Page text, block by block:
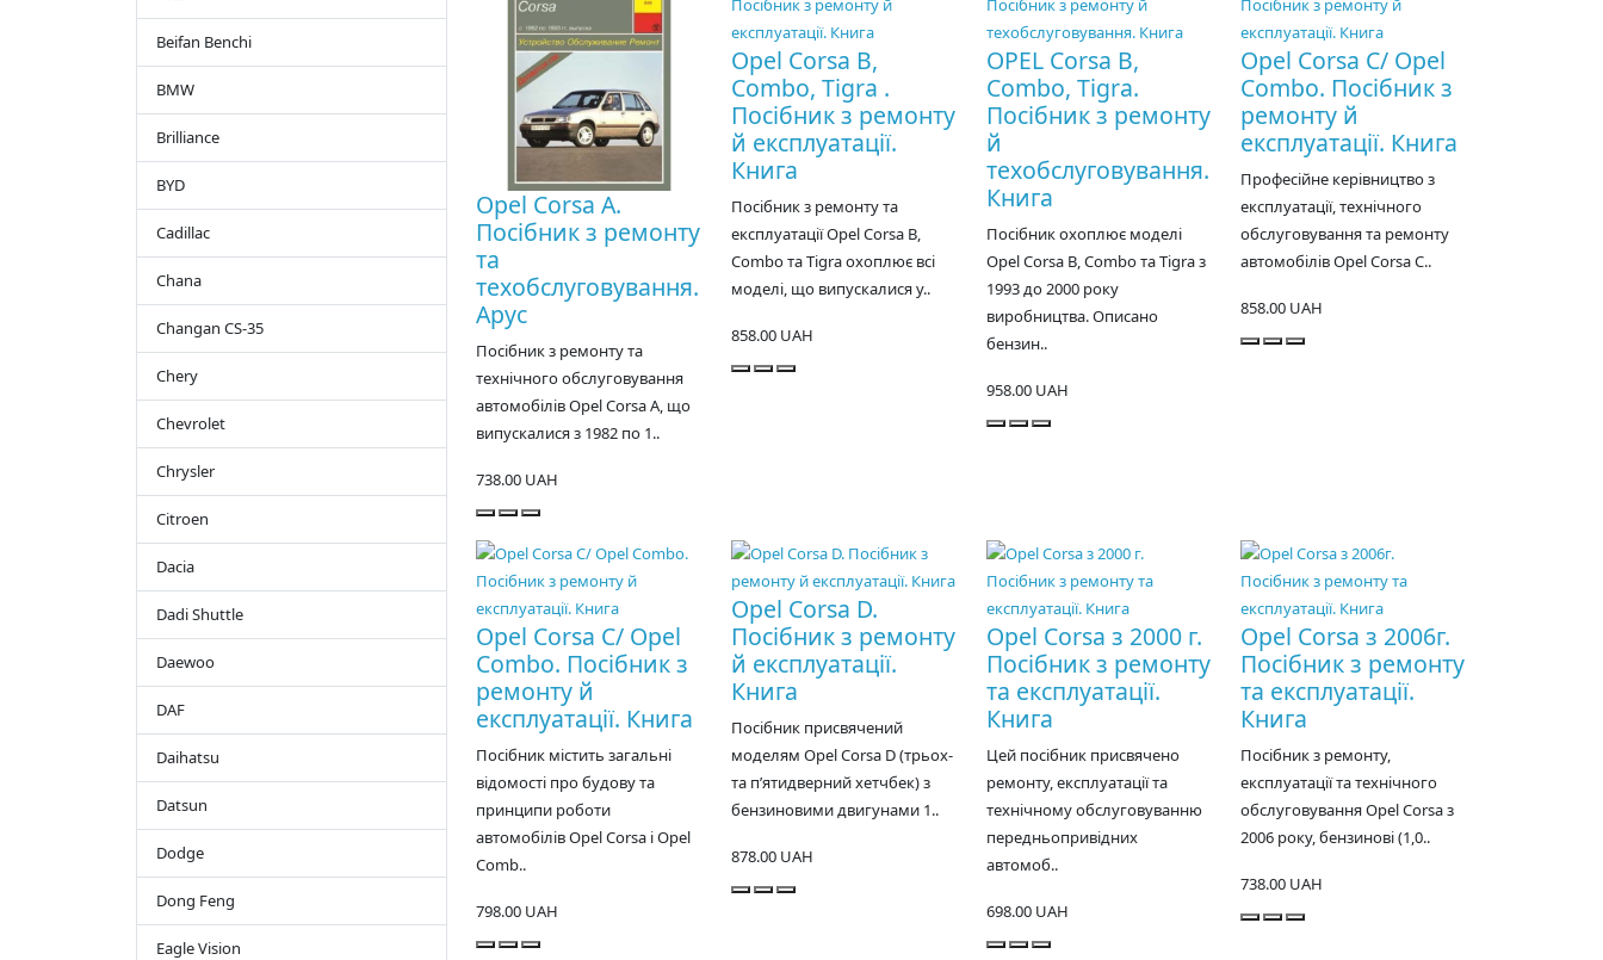
Beifan Benchi
BMW
Brilliance
BYD
Cadillac
Chana
Changan CS-35
Chery
Chevrolet
Chrysler
Citroen
Dacia
Dadi Shuttle
Daewoo
DAF
Daihatsu
Datsun
Dodge
Dong Feng
Eagle Vision
Opel Corsa A.
Посібник з ремонту
та
техобслуговування.
Арус
Посібник з ремонту та
технічного обслуговування
автомобілів Opel Corsa A, що
випускалися з 1982 по 1..
738.00 UAH
Opel Corsa B,
Combo, Tigra .
Посібник з ремонту
й експлуатації.
Книга
Посібник з ремонту та
експлуатації Opel Corsa B,
Combo та Tigra охоплює всі
моделі, що випускалися у..
858.00 UAH
OPEL Corsa B,
Combo, Tigra.
Посібник з ремонту
й
техобслуговування.
Книга
Посібник охоплює моделі
Opel Corsa B, Combo та Tigra з
1993 до 2000 року
виробництва. Описано
бензин..
958.00 UAH
Opel Corsa C/ Opel
Combo. Посібник з
ремонту й
експлуатації. Книга
Професійне керівництво з
експлуатації, технічного
обслуговування та ремонту
автомобілів Opel Corsa C..
858.00 UAH
Opel Corsa C/ Opel
Combo. Посібник з
ремонту й
експлуатації. Книга
Посібник містить загальні
відомості про будову та
принципи роботи
автомобілів Opel Corsa і Opel
Comb..
798.00 UAH
Opel Corsa D.
Посібник з ремонту
й експлуатації.
Книга
Посібник присвячений
моделям Opel Corsa D (трьох-
та п’ятидверний хетчбек) з
бензиновими двигунами 1..
878.00 UAH
Opel Corsa з 2000 г.
Посібник з ремонту
та експлуатації.
Книга
Цей посібник присвячено
ремонту, експлуатації та
технічному обслуговуванню
передньопривідних
автомоб..
698.00 UAH
Opel Corsa з 2006г.
Посібник з ремонту
та експлуатації.
Книга
Посібник з ремонту,
експлуатації та технічного
обслуговування Opel Corsa з
2006 року, бензинові (1,0..
738.00 UAH